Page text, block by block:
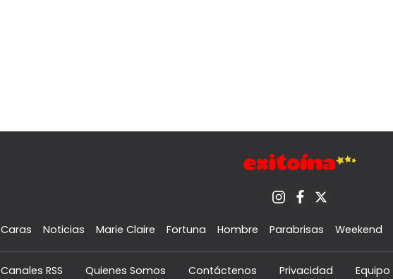
Caras Noticias Marie Claire Fortuna Hombre Parabrisas Weekend
Canales RSS Quienes Somos Contáctenos Privacidad Equipo